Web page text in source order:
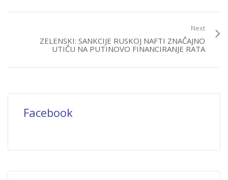
Next
ZELENSKI: SANKCIJE RUSKOJ NAFTI ZNAČAJNO
UTIČU NA PUTINOVO FINANCIRANJE RATA
Facebook